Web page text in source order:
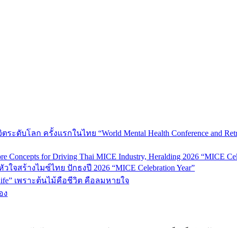
ดับโลก ครั้งแรกในไทย “World Mental Health Conference
Concepts for Driving Thai MICE Industry, Heralding 2026 “MICE
จสร้างไมซ์ไทย ปักธงปี 2026 “MICE Celebration Year”
Life” เพราะต้นไม้คือชีวิต คือลมหายใจ
ง